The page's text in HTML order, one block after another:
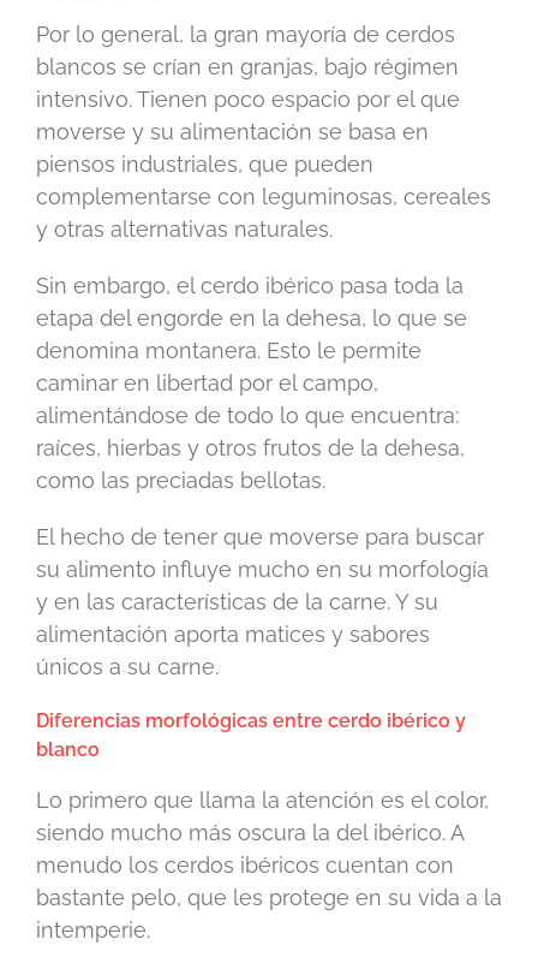
Por lo general, la gran mayoría de cerdos
blancos se crían en granjas, bajo régimen
intensivo. Tienen poco espacio por el que
moverse y su alimentación se basa en
piensos industriales, que pueden
complementarse con leguminosas, cereales
y otras alternativas naturales.
Sin embargo, el cerdo ibérico pasa toda la
etapa del engorde en la dehesa, lo que se
denomina montanera. Esto le permite
caminar en libertad por el campo,
alimentándose de todo lo que encuentra:
raíces, hierbas y otros frutos de la dehesa,
como las preciadas bellotas.
El hecho de tener que moverse para buscar
su alimento influye mucho en su morfología
y en las características de la carne. Y su
alimentación aporta matices y sabores
únicos a su carne.
Diferencias morfológicas entre cerdo ibérico y
blanco
Lo primero que llama la atención es el color,
siendo mucho más oscura la del ibérico. A
menudo los cerdos ibéricos cuentan con
bastante pelo, que les protege en su vida a la
intemperie.